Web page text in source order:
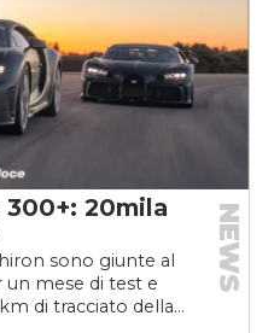
20mila
sono giunte al
mese di test e
di tracciato della...
NEWS